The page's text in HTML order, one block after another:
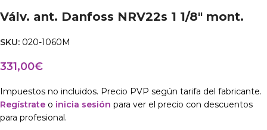
Válv. ant. Danfoss NRV22s 1 1/8″ mont.
SKU: 020-1060M
331,00€
Impuestos no incluidos. Precio PVP según tarifa del fabricante.
Regístrate o inicia sesión para ver el precio con descuentos
para profesional.